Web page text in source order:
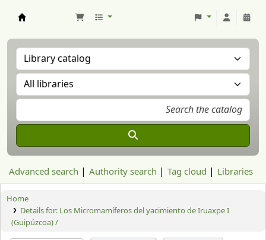
Advanced search Authority search Tag cloud Libraries
Home
Details for: Los Micromamíferos del yacimiento de Iruaxpe I
(Guipúzcoa) /